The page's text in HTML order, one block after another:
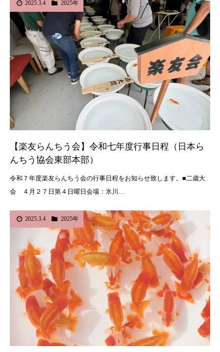
2025.3.4 2025年
【楽友らんちう会】令和七年度行事日程（日本ら
んちう協会東部本部）
令和７年度楽友らんちう会の行事日程をお知らせ致します。■二歳大
会 ４月２７日第４日曜日会場：氷川…
2025.3.4 2025年